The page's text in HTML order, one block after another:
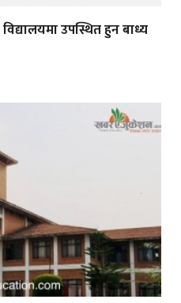
विद्यालयमा उपस्थित हुन बाध्य